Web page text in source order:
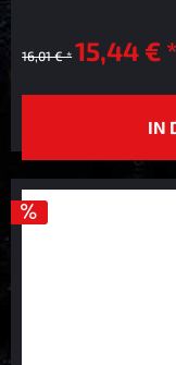
16,01 € * 15,44 € *
IN